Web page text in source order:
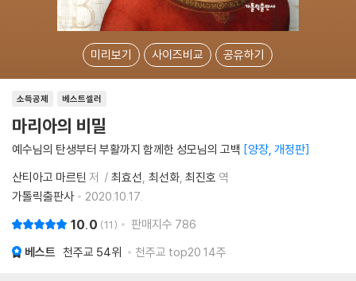
미리보기 사이즈비교 공유하기
소득공제 베스트셀러
마리아의 비밀
예수님의 탄생부터 부활까지 함께한 성모님의 고백 양장, 개정판
산티아고 마르틴 저 최효선 최선화 최진호 역
가톨릭출판사
2020.10.17.
10.0 11 판매지수 786
베스트 천주교 54위 천주교 top20 14주